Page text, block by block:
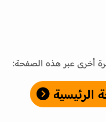
أخرى عبر هذه الصفحة:
الرئيسية